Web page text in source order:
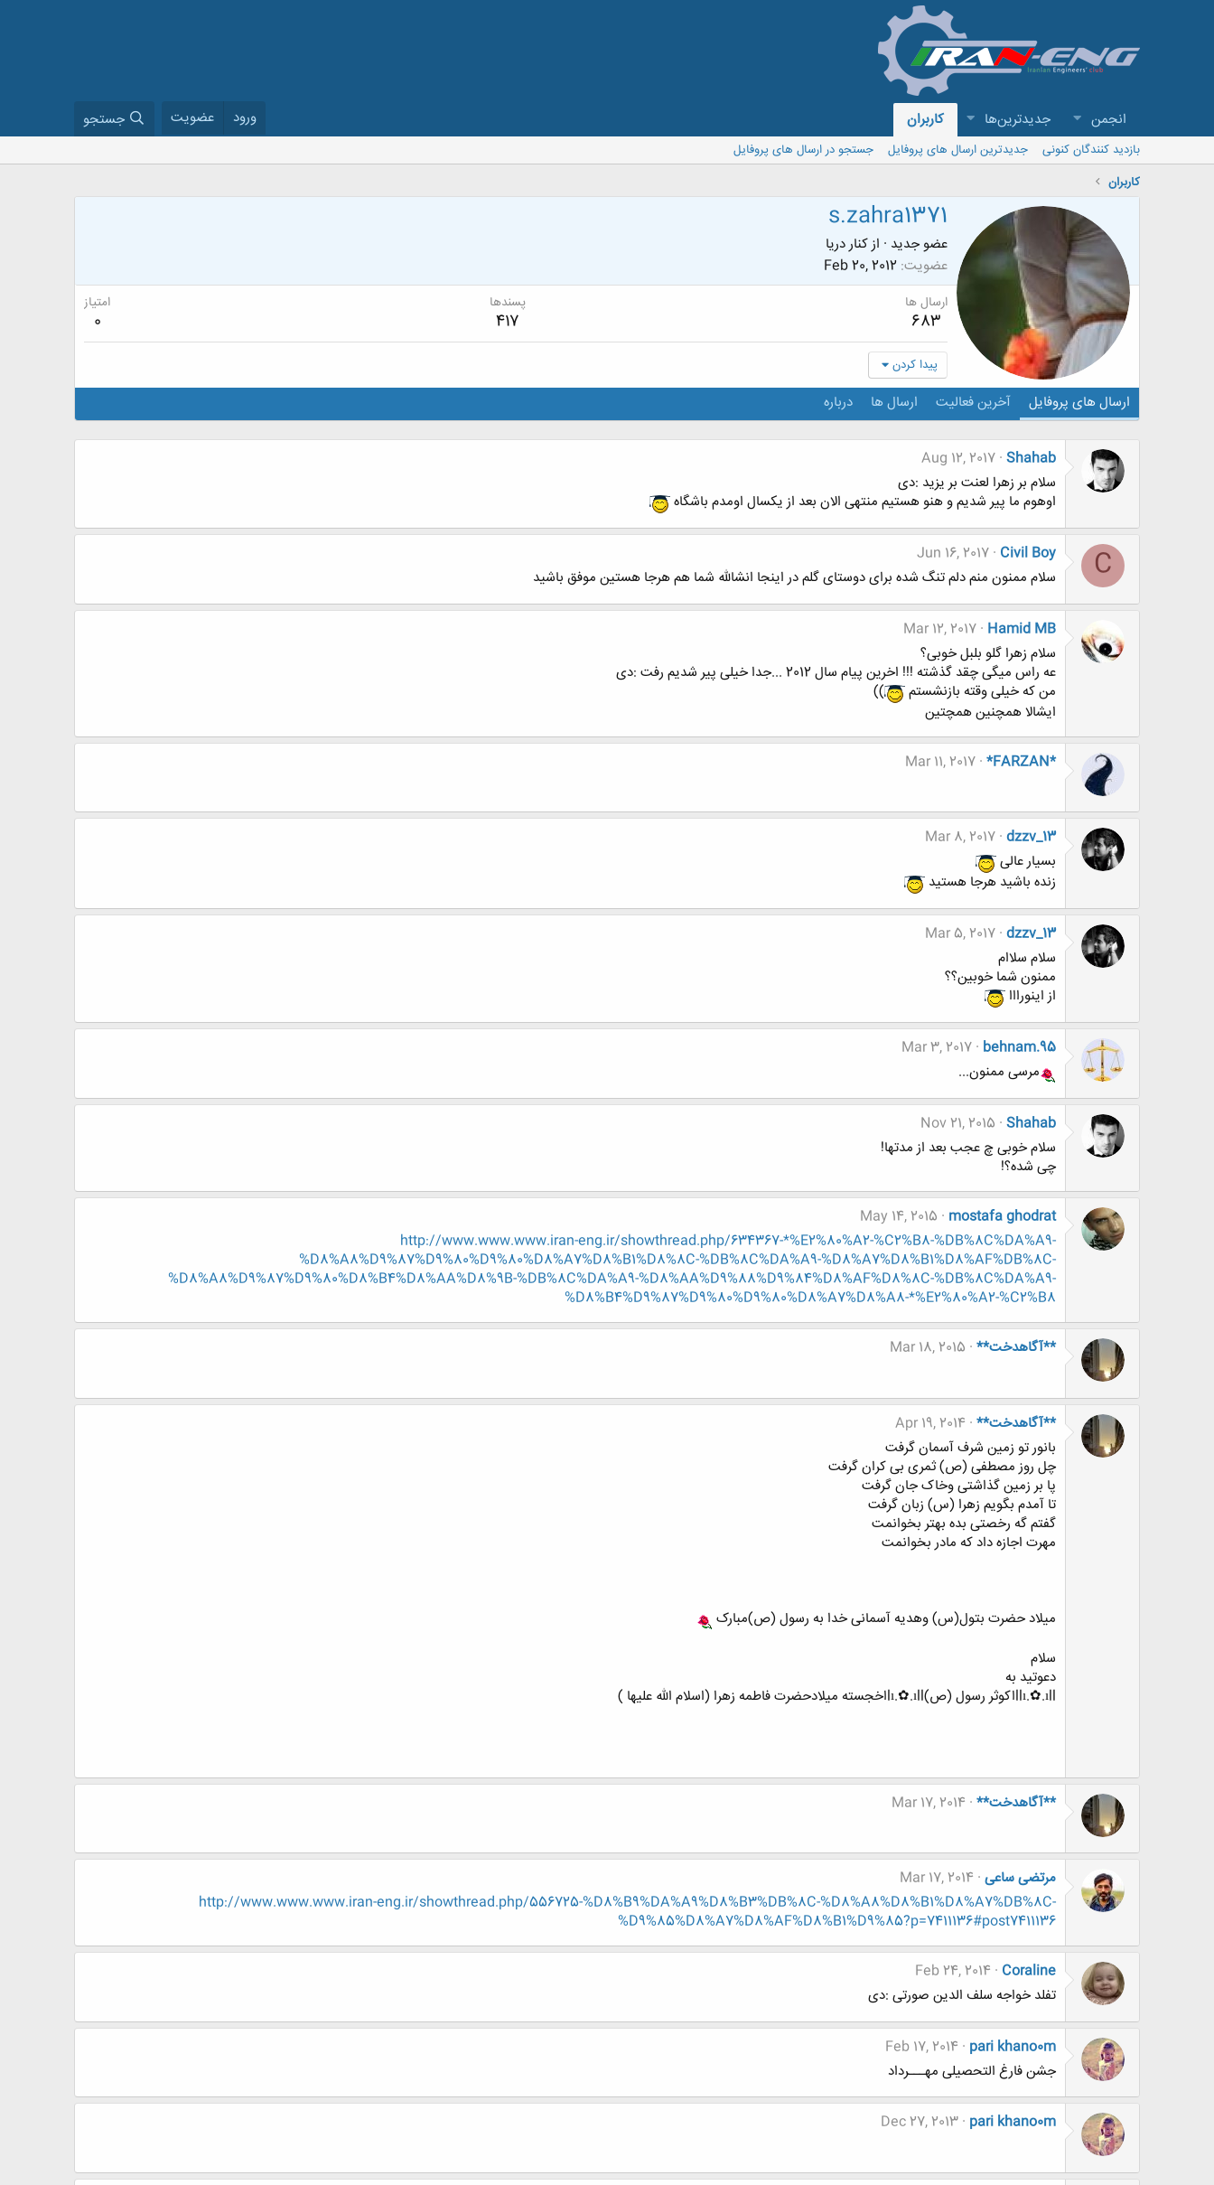
انجمن جدیدترین‌ها کاربران ورود عضویت جستجو
بازدید کنندگان کنونی جدیدترین ارسال های پروفایل
جستجو در ارسال های پروفایل
کاربران
s.zahra1371
عضو جدید · ازکنار دریا
عضویت Feb 20, 2012
ارسال ها
683
پسندها
417
امتیاز
0
پیدا کردن
ارسال های پروفایل آخرین فعالیت ارسال ها درباره
Shahab
Aug 12, 2017
سلام بر زهرا لعنت بر یزید :دی
اوهوم ما پیر شدیم و هنو هستیم منتهی الان بعد از یکسال اومدم باشگاه
C
Civil Boy
Jun 16, 2017
سلام ممنون منم دلم تنگ شده برای دوستای گلم در اینجا انشالله شما هم هرجا هستین موفق باشید
Hamid MB
Mar 12, 2017
سلام زهرا گلو بلبل خوبی؟
عه راس میگی چقد گذشته !!! اخرین پیام سال 2012 ...جدا خیلی پیر شدیم رفت :دی
من که خیلی وقته بازنشستم
))
ایشالا همچنین همچتین
*FARZAN*
Mar 11, 2017
dzzv_13
Mar 8, 2017
بسیار عالی
زنده باشید هرجا هستید
dzzv_13
Mar 5, 2017
سلام سلاام
ممنون شما خوبین؟؟
از اینورااا
behnam.95
Mar 3, 2017
مرسی ممنون...
Shahab
Nov 21, 2015
سلام خوبی چ عجب بعد از مدتها!
چی شده؟!
mostafa ghodrat
May 14, 2015
http://www.www.www.iran-eng.ir/showthread.php/634367-*%E2%80%A2-%C2%B8-%DB%8C%DA%A9-
%D8%A8%D9%87%D9%80%D9%80%D8%A7%D8%B1%D8%8C-%DB%8C%DA%A9-%D8%A7%D8%B1%D8%AF%DB%8C-
%D8%A8%D9%87%D9%80%D8%B4%D8%AA%D8%9B-%DB%8C%DA%A9-%D8%AA%D9%88%D9%84%D8%AF%D8%8C-%DB%8C%DA%A9-
%D8%B4%D9%87%D9%80%D9%80%D8%A7%D8%A8-*%E2%80%A2-%C2%B8
**آگاهدخت** Mar 18, 2015
**آگاهدخت** Apr 19, 2014
بانور تو زمین شرف آسمان گرفت
چل روز مصطفی (ص) ثمری بی کران گرفت
پا بر زمین گذاشتی وخاک جان گرفت
تا آمدم بگویم زهرا (س) زبان گرفت
گفتم گه رخصتی بده بهتر بخوانمت
مهرت اجازه داد که مادر بخوانمت
میلاد حضرت بتول(س) وهدیه آسمانی خدا به رسول (ص)مبارک
سلام
دعوتید به
llı.✿.ıllاکوثر رسول (ص)lı.✿.ıllاخجسته میلادحضرت فاطمه زهرا (اسلام الله علیها )
**آگاهدخت** Mar 17, 2014
مرتضی ساعی Mar 17, 2014
http://www.www.www.iran-eng.ir/showthread.php/556725-%D8%B9%DA%A9%D8%B3%DB%8C-%D8%A8%D8%B1%D8%A7%DB%8C-
%D9%85%D8%A7%D8%AF%D8%B1%D9%85?p=7411136#post7411136
Coraline
Feb 24, 2014
تفلد خواجه سلف الدین صورتی :دی
pari khano0m
Feb 17, 2014
جشن فارغ التحصیلی مهـــرداد
pari khano0m
Dec 27, 2013